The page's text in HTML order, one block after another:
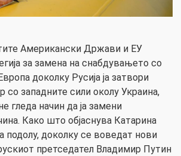
Американски Држави и ЕУ
за замена на снабдувањето со
доколку Русија ја затвори
западните сили околу Украина,
гледа начин да ја замени
Како што објаснува Катарина
подолу, доколку се воведат нови
претседател Владимир Путин